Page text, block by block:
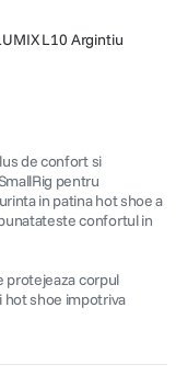
L10 Argintiu
de confort si
pentru
in patina hot shoe a
confortul in
protejeaza corpul
hot shoe impotriva